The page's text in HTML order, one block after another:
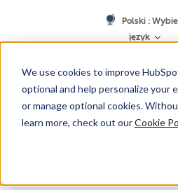
We use cookies to improve
optional and help personalize your
or manage optional cookies.
learn more, check out ourCookie
Polski :
język